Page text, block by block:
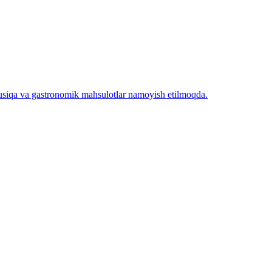
va gastronomik mahsulotlar namoyish etilmoqda.